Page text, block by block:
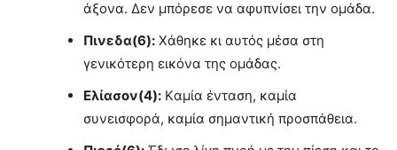
άξονα. Δεν μπόρεσε να αφυπνίσει την ομάδα.
Πινεδα(6):Χάθηκε κι αυτός μέσα στη
γενικότερη εικόνα της ομάδας.
Ελίασον(4):Kαμία ένταση, καμία
συνεισφορά, καμία σημαντική προσπάθεια.